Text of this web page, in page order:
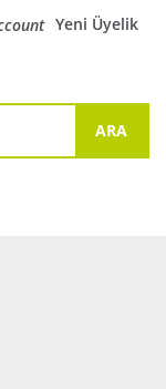
Yeni Üyelik
ARA